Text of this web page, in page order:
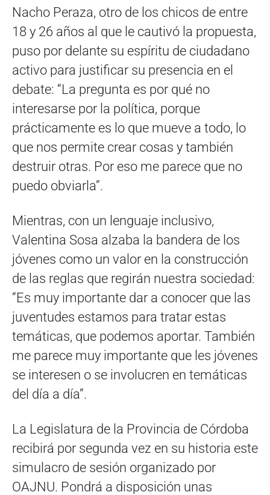
Nacho Peraza, otro de los chicos de entre
18 y 26 años al que le cautivó la propuesta,
puso por delante su espíritu de ciudadano
activo para justificar su presencia en el
debate: “La pregunta es por qué no
interesarse por la política, porque
prácticamente es lo que mueve a todo, lo
que nos permite crear cosas y también
destruir otras. Por eso me parece que no
puedo obviarla”.
Mientras, con un lenguaje inclusivo,
Valentina Sosa alzaba la bandera de los
jóvenes como un valor en la construcción
de las reglas que regirán nuestra sociedad:
“Es muy importante dar a conocer que las
juventudes estamos para tratar estas
temáticas, que podemos aportar. También
me parece muy importante que les jóvenes
se interesen o se involucren en temáticas
del día a día”.
La Legislatura de la Provincia de Córdoba
recibirá por segunda vez en su historia este
simulacro de sesión organizado por
OAJNU. Pondrá a disposición unas